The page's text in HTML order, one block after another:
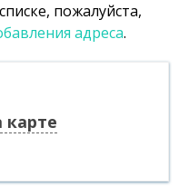
пожалуйста,
адреса.
карте